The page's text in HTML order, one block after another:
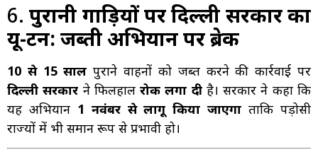
6.पुरानी गाड़ियों पर दिल्ली सरकार का
यू-टर्न: जब्ती अभियान पर ब्रेक
10 से 15 साल पुराने वाहनों को जब्त करने की कार्रवाई पर
दिल्ली सरकार ने फिलहालरोक लगा दीहै। सरकार ने कहा कि
यह अभियान 1 नवंबर से लागू किया जाएगा ताकि पड़ोसी
राज्यों में भी समान रूप से प्रभावी हो।